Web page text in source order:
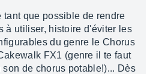
que possible de rendre
à utiliser, histoire d'éviter les
du genre le Chorus
FX1 (genre il te faut
de chorus potable!)... Dès